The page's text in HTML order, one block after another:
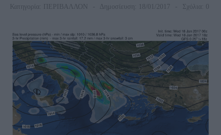
Κατηγορία: ΠΕΡΙΒΑΛΛΟΝ Δημοσίευση: 18/01/2017 Σχόλια: 0